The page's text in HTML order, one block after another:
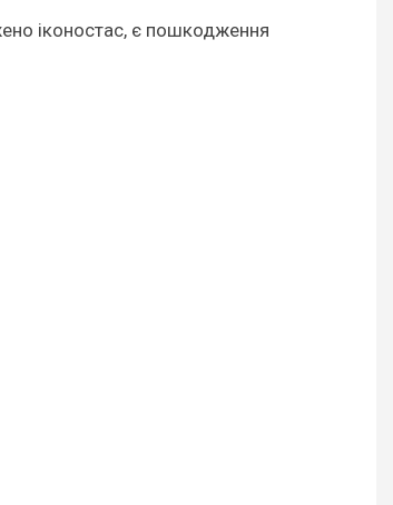
іконостас, є пошкодження